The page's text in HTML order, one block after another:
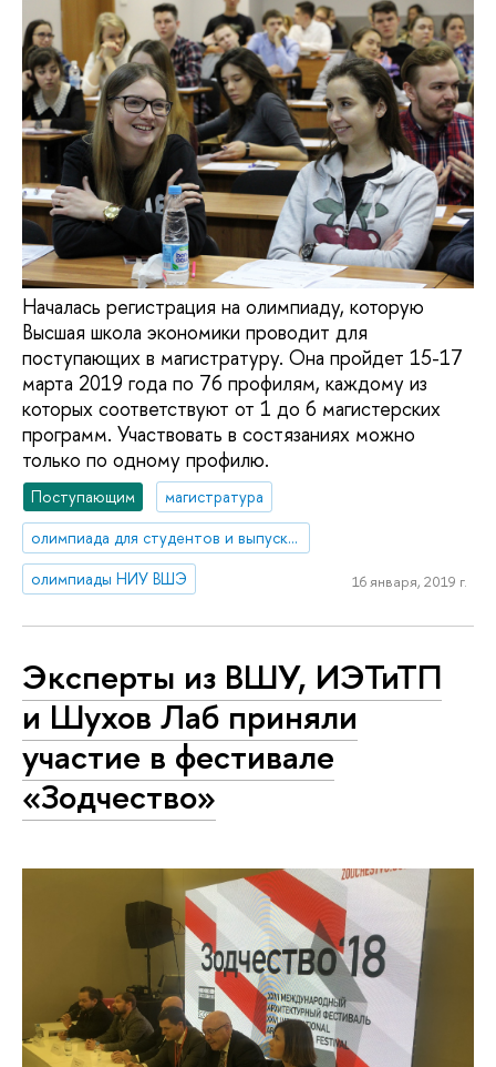
Началась регистрация на олимпиаду, которую
Высшая школа экономики проводит для
поступающих в магистратуру. Она пройдет 15-17
марта 2019 года по 76 профилям, каждому из
которых соответствуют от 1 до 6 магистерских
программ. Участвовать в состязаниях можно
только по одному профилю.
Поступающим
магистратура
олимпиада для студентов и выпускников вузов
олимпиады НИУ ВШЭ
16 января, 2019 г.
Эксперты из ВШУ, ИЭТиТП
и Шухов Лаб приняли
участие в фестивале
«Зодчество»